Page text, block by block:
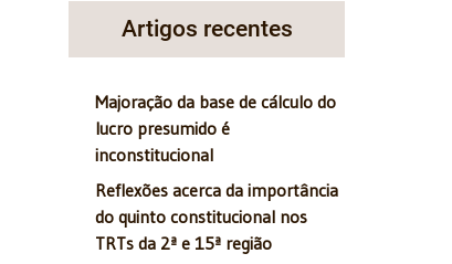
Artigos recentes
Majoração da base de cálculo do
lucro presumido é
inconstitucional
Reflexões acerca da importância
do quinto constitucional nos
TRTs da 2ª e 15ª região